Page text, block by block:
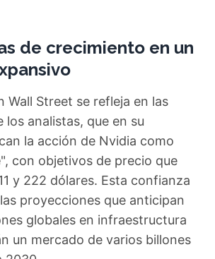
de crecimiento en un
Wall Street se refleja en las
los analistas, que en su
la acción de Nvidia como
con objetivos de precio que
y 222 dólares. Esta confianza
proyecciones que anticipan
globales en infraestructura
un mercado de varios billones